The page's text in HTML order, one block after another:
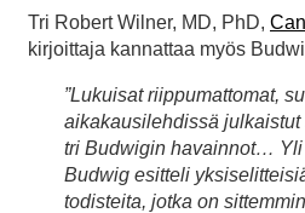
Tri Robert Wilner, MD, PhD,
kirjoittaja kannattaa myös
”Lukuisat riippumattomat,
aikakausilehdissä
tri Budwigin havainnot… Yli
Budwig esitteli
todisteita, jotka on